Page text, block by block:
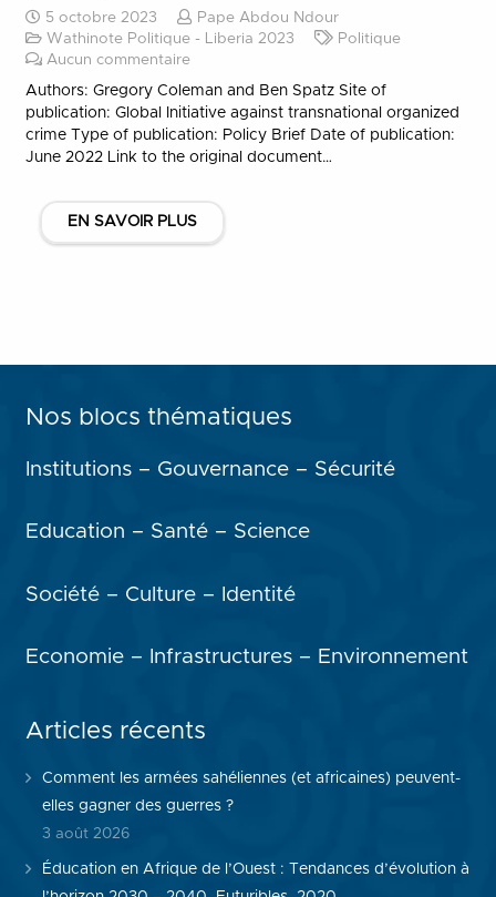
5 octobre 2023
Pape Abdou Ndour
Wathinote Politique - Liberia 2023
Politique
Aucun commentaire
Authors: Gregory Coleman and Ben Spatz Site of
publication: Global Initiative against transnational organized
crime Type of publication: Policy Brief Date of publication:
June 2022 Link to the original document…
EN SAVOIR PLUS
Nos blocs thématiques
Institutions – Gouvernance – Sécurité
Education – Santé – Science
Société – Culture – Identité
Economie – Infrastructures – Environnement
Articles récents
Comment les armées sahéliennes (et africaines) peuvent-
elles gagner des guerres ?
3 août 2026
Éducation en Afrique de l’Ouest : Tendances d’évolution à